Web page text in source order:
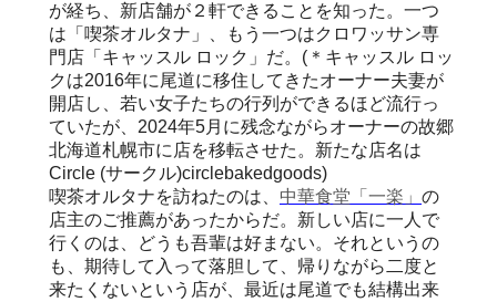
が経ち、新店舗が２軒できることを知った。一つ
は「喫茶オルタナ」、もう一つはクロワッサン専
門店「キャッスル ロック」だ。(＊キャッスル ロッ
クは2016年に尾道に移住してきたオーナー夫妻が
開店し、若い女子たちの行列ができるほど流行っ
ていたが、2024年5月に残念ながらオーナーの故郷
北海道札幌市に店を移転させた。新たな店名は
Circle (サークル)circlebakedgoods)
喫茶オルタナを訪ねたのは、 中華食堂「一楽」 の
店主のご推薦があったからだ。新しい店に一人で
行くのは、どうも吾輩は好まない。それというの
も、期待して入って落胆して、帰りながら二度と
来たくないという店が、最近は尾道でも結構出来